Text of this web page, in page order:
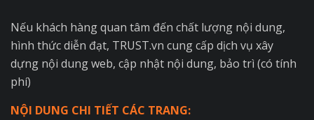
Nếu khách hàng quan tâm đến chất lượng nội dung,
hình thức diễn đạt, TRUST.vn cung cấp dịch vụ xây
dựng nội dung web, cập nhật nội dung, bảo trì (có tính
phí)
NỘI DUNG CHI TIẾT CÁC TRANG: